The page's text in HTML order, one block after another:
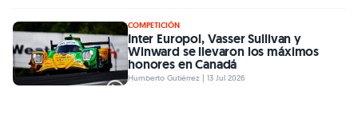
COMPETICIÓN
Inter Europol, Vasser Sullivan y
Winward se llevaron los máximos
honores en Canadá
Humberto Gutiérrez | 13 Jul 2026